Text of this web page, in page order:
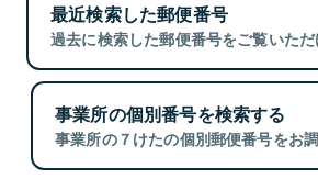
最近検索した郵便番号
過去に検索した郵便番号をご覧いただ
事業所の個別番号を検索する
事業所の７けたの個別郵便番号をお調